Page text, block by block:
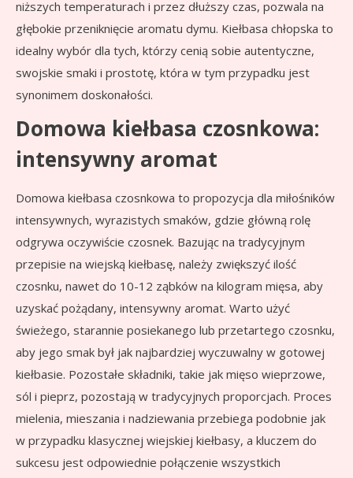
niższych temperaturach i przez dłuższy czas, pozwala na
głębokie przeniknięcie aromatu dymu. Kiełbasa chłopska to
idealny wybór dla tych, którzy cenią sobie autentyczne,
swojskie smaki i prostotę, która w tym przypadku jest
synonimem doskonałości.
Domowa kiełbasa czosnkowa:
intensywny aromat
Domowa kiełbasa czosnkowa to propozycja dla miłośników
intensywnych, wyrazistych smaków, gdzie główną rolę
odgrywa oczywiście czosnek. Bazując na tradycyjnym
przepisie na wiejską kiełbasę, należy zwiększyć ilość
czosnku, nawet do 10-12 ząbków na kilogram mięsa, aby
uzyskać pożądany, intensywny aromat. Warto użyć
świeżego, starannie posiekanego lub przetartego czosnku,
aby jego smak był jak najbardziej wyczuwalny w gotowej
kiełbasie. Pozostałe składniki, takie jak mięso wieprzowe,
sól i pieprz, pozostają w tradycyjnych proporcjach. Proces
mielenia, mieszania i nadziewania przebiega podobnie jak
w przypadku klasycznej wiejskiej kiełbasy, a kluczem do
sukcesu jest odpowiednie połączenie wszystkich